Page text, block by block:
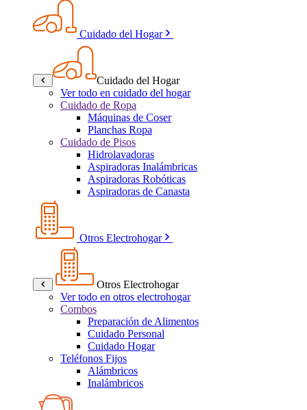
Cuidado del Hogar
Cuidado del Hogar
Ver todo en cuidado del hogar
Cuidado de Ropa
Máquinas de Coser
Planchas Ropa
Cuidado de Pisos
Hidrolavadoras
Aspiradoras Inalámbricas
Aspiradoras Robóticas
Aspiradoras de Canasta
Otros Electrohogar
Otros Electrohogar
Ver todo en otros electrohogar
Combos
Preparación de Alimentos
Cuidado Personal
Cuidado Hogar
Teléfonos Fijos
Alámbricos
Inalámbricos